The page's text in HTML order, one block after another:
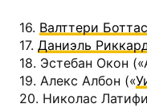
16. Валттери Боттас
17. Даниэль
18. Эстебан Окон
19. Алекс Албон («
20. Николас